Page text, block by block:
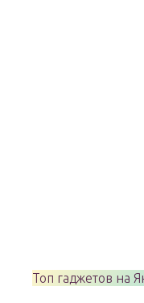
Топ гаджетов на